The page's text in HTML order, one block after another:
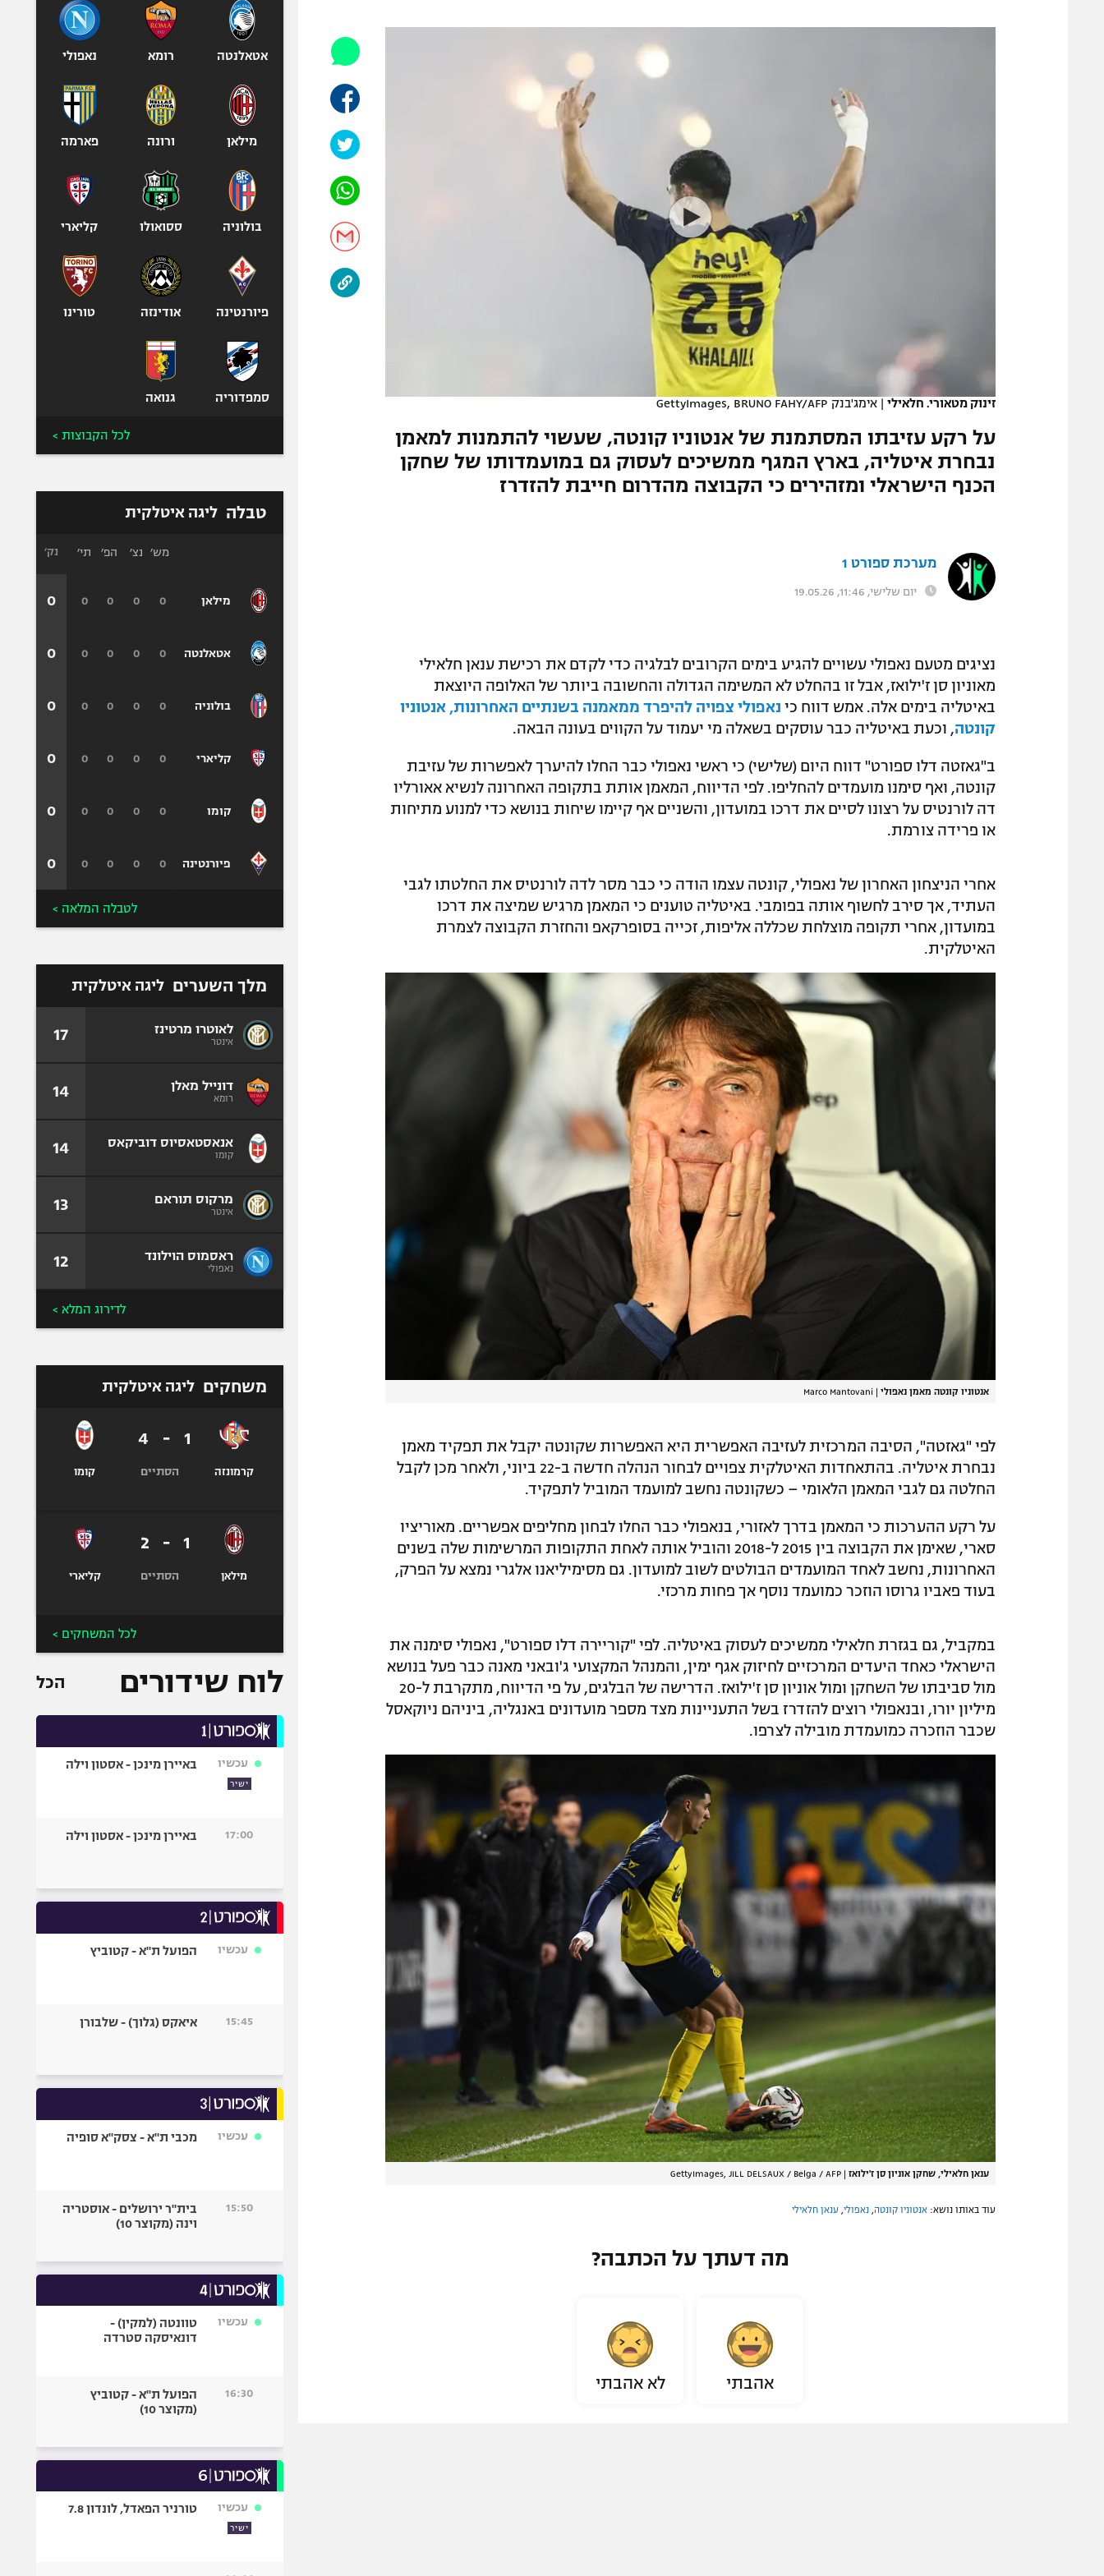
הפועל תל אביב
ליגה סינית
ליגה ברזילאית
ליגות נוספות
אופניים
ספורט מוטורי
פוטבול אמריקאי NFL
בייסבול MLB
ואקסטרים
אומנויות לחימה
זינוק מטאורי. חלאילי | אימג'בנק GettyImages, BRUNO FAHY/AFP
על רקע עזיבתו המסתמנת של אנטוניו קונטה, שעשוי להתמנות למאמן
נבחרת איטליה, בארץ המגף ממשיכים לעסוק גם במועמדותו של שחקן
הכנף הישראלי ומזהירים כי הקבוצה מהדרום חייבת להזדרז
מערכת ספורט 1
יום שלישי, 11:46, 19.05.26
נציגים מטעם נאפולי עשויים להגיע בימים הקרובים לבלגיה כדי לקדם את רכישת ענאן חלאילי
מאוניון סן ז'ילואז, אבל זו בהחלט לא המשימה הגדולה והחשובה ביותר של האלופה היוצאת
באיטליה בימים אלה. אמש דווח כי נאפולי צפויה להיפרד ממאמנה בשנתיים האחרונות, אנטוניו
קונטה, וכעת באיטליה כבר עוסקים בשאלה מי יעמוד על הקווים בעונה הבאה.
ב"גאזטה דלו ספורט" דווח היום (שלישי) כי ראשי נאפולי כבר החלו להיערך לאפשרות של עזיבת
קונטה, ואף סימנו מועמדים להחליפו. לפי הדיווח, המאמן אותת בתקופה האחרונה לנשיא אאורליו
דה לורנטיס על רצונו לסיים את דרכו במועדון, והשניים אף קיימו שיחות בנושא כדי למנוע מתיחות
או פרידה צורמת.
אחרי הניצחון האחרון של נאפולי, קונטה עצמו הודה כי כבר מסר לדה לורנטיס את החלטתו לגבי
העתיד, אך סירב לחשוף אותה בפומבי. באיטליה טוענים כי המאמן מרגיש שמיצה את דרכו
במועדון, אחרי תקופה מוצלחת שכללה אליפות, זכייה בסופרקאפ והחזרת הקבוצה לצמרת
האיטלקית.
אנטוניו קונטה מאמן נאפולי |
Marco Mantovani
לפי "גאזטה", הסיבה המרכזית לעזיבה האפשרית היא האפשרות שקונטה יקבל את תפקיד מאמן
נבחרת איטליה. בהתאחדות האיטלקית צפויים לבחור הנהלה חדשה ב-22 ביוני, ולאחר מכן לקבל
החלטה גם לגבי המאמן הלאומי – כשקונטה נחשב למועמד המוביל לתפקיד.
על רקע ההערכות כי המאמן בדרך לאזורי, בנאפולי כבר החלו לבחון מחליפים אפשריים. מאוריציו
סארי, שאימן את הקבוצה בין 2015 ל-2018 והוביל אותה לאחת התקופות המרשימות שלה בשנים
האחרונות, נחשב לאחד המועמדים הבולטים לשוב למועדון. גם מסימיליאנו אלגרי נמצא על הפרק,
בעוד פאביו גרוסו הוזכר כמועמד נוסף אך פחות מרכזי.
במקביל, גם בגזרת חלאילי ממשיכים לעסוק באיטליה. לפי "קוריירה דלו ספורט", נאפולי סימנה את
הישראלי כאחד היעדים המרכזיים לחיזוק אגף ימין, והמנהל המקצועי ג'ובאני מאנה כבר פעל בנושא
מול סביבתו של השחקן ומול אוניון סן ז'ילואז. הדרישה של הבלגים, על פי הדיווח, מתקרבת ל-20
מיליון יורו, ובנאפולי רוצים להזדרז בשל התעניינות מצד מספר מועדונים באנגליה, ביניהם ניוקאסל
שכבר הוזכרה כמועמדת מובילה לצרפו.
ענאן חלאילי, שחקן אוניון סן ז'ילואז |
GettyImages, JILL DELSAUX / Belga / AFP
עוד באותו נושא: אנטוניו קונטה נאפולי ענאן חלאילי
מה דעתך על הכתבה?
אהבתי לא אהבתי
אטאלנטה רומא נאפולי
מילאן ורונה פארמה
בולוניה ססואולו קליארי
פיורנטינה אודינזה טורינו
סמפדוריה גנואה
לכל הקבוצות >
טבלה ליגה איטלקית
מילאן
אטאלנטה
בולוניה
קליארי
קומו
פיורנטינה
מש׳ נצ׳ הפ׳ תי׳
0
0
0
0
0
0
0
0
0
0
0
0
0
0
0
0
0
0
0
0
0
0
0
0
נק׳
0
0
0
0
0
0
לטבלה המלאה >
מלך השערים ליגה איטלקית
לאוטרו מרטינז
אינטר 17
דונייל מאלן
רומא 14
אנאסטאסיוס דוביקאס
קומו 14
מרקוס תוראם
אינטר 13
ראסמוס הוילונד
נאפולי 12
לדירוג המלא >
משחקים ליגה איטלקית
קרמונזה
1
-
4
הסתיים קומו
מילאן
1
-
2
הסתיים קליארי
לכל המשחקים >
לוח שידורים הכל
עכשיו
ישיר
באיירן מינכן - אסטון וילה
17:00 באיירן מינכן - אסטון וילה
עכשיו הפועל ת"א - קטוביץ
15:45 איאקס (גלוך) - שלבורן
עכשיו מכבי ת"א - צסק"א סופיה
15:50
בית"ר ירושלים - אוסטריה
וינה (מקוצר 10)
עכשיו
טוונטה (למקין) -
דונאיסקה סטרדה
16:30
הפועל ת"א - קטוביץ
(מקוצר 10)
עכשיו
ישיר
טורניר הפאדל, לונדון 7.8